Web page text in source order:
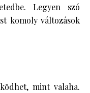
Legyen szó
komoly változások
mint valaha.